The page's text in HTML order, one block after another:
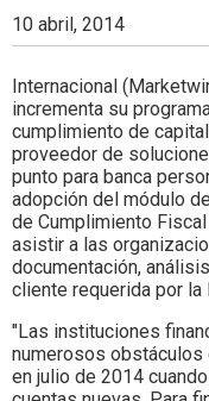
10 abril, 2014
Internacional
incrementa su
cumplimiento de
proveedor de
punto para banca
adopción del módulo
de Cumplimiento
asistir a las
documentación,
cliente requerida por la
"Las instituciones
numerosos obstáculos
en julio de 2014